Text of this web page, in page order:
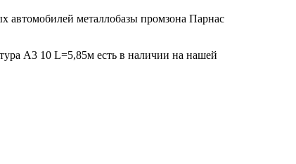
автомобилей металлобазы промзона Парнас
А3 10 L=5,85м есть в наличии на нашей